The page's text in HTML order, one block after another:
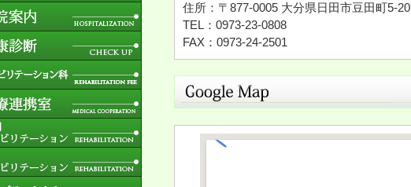
住所：〒877-0005 大分県日田市豆田町5-20
TEL：0973-23-0808
FAX：0973-24-2501